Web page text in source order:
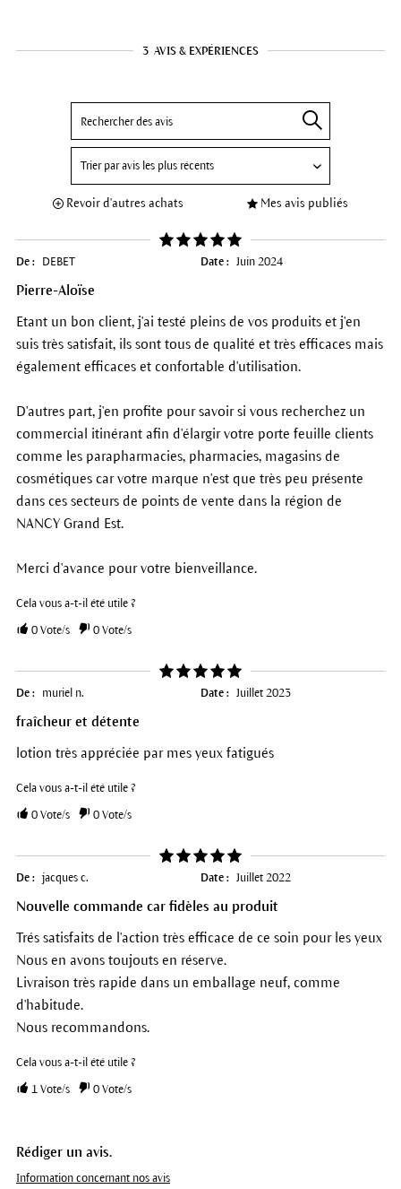
3 AVIS & EXPÉRIENCES
Revoir d'autres achats Mes avis publiés
De : DEBET Date : Juin 2024
Pierre-Aloïse
Etant un bon client, j'ai testé pleins de vos produits et j'en
suis très satisfait, ils sont tous de qualité et très efficaces mais
également efficaces et confortable d'utilisation.
D'autres part, j'en profite pour savoir si vous recherchez un
commercial itinérant afin d'élargir votre porte feuille clients
comme les parapharmacies, pharmacies, magasins de
cosmétiques car votre marque n'est que très peu présente
dans ces secteurs de points de vente dans la région de
NANCY Grand Est.
Merci d'avance pour votre bienveillance.
Cela vous a-t-il été utile ?
0Vote/s 0Vote/s
De : muriel n. Date : Juillet 2023
fraîcheur et détente
lotion très appréciée par mes yeux fatigués
Cela vous a-t-il été utile ?
0Vote/s 0Vote/s
De : jacques c. Date : Juillet 2022
Nouvelle commande car fidèles au produit
Trés satisfaits de l'action très efficace de ce soin pour les yeux
Nous en avons toujouts en réserve.
Livraison très rapide dans un emballage neuf, comme
d'habitude.
Nous recommandons.
Cela vous a-t-il été utile ?
1Vote/s 0Vote/s
Rédiger un avis.
Information concernant nos avis